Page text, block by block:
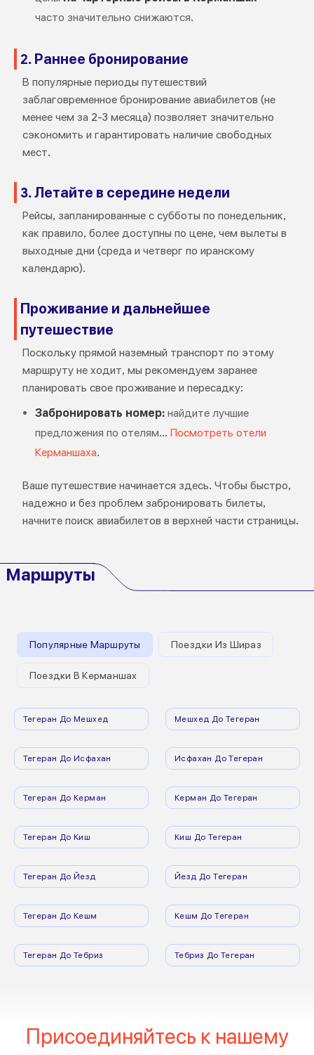
часто значительно снижаются.
2. Раннее бронирование
В популярные периоды путешествий
заблаговременное бронирование авиабилетов (не
менее чем за 2-3 месяца) позволяет значительно
сэкономить и гарантировать наличие свободных
мест.
3. Летайте в середине недели
Рейсы, запланированные с субботы по понедельник,
как правило, более доступны по цене, чем вылеты в
выходные дни (среда и четверг по иранскому
календарю).
Проживание и дальнейшее
путешествие
Поскольку прямой наземный транспорт по этому
маршруту не ходит, мы рекомендуем заранее
планировать свое проживание и пересадку:
Забронировать номер:найдите лучшие
предложения по отелям... Посмотреть отели
Керманшаха.
Ваше путешествие начинается здесь. Чтобы быстро,
надежно и без проблем забронировать билеты,
начните поиск авиабилетов в верхней части страницы.
Маршруты
Популярные Маршруты Поездки Из Шираз
Поездки В Керманшах
Тегеран До Мешхед Мешхед До Тегеран
Тегеран До Исфахан Исфахан До Тегеран
Тегеран До Керман Керман До Тегеран
Тегеран До Киш Киш До Тегеран
Тегеран До Йезд Йезд До Тегеран
Тегеран До Кешм Кешм До Тегеран
Тегеран До Тебриз Тебриз До Тегеран
Присоединяйтесь к нашему